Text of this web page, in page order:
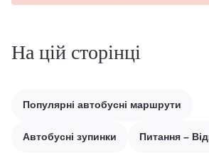
На цій сторінці
Популярні автобусні маршрути
Автобусні зупинки Питання –